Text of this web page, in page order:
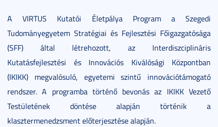
A VIRTUS Kutatói Életpálya Program a Szegedi
Tudományegyetem Stratégiai és Fejlesztési Főigazgatósága
(SFF) által létrehozott, az Interdiszciplináris
Kutatásfejlesztési és Innovációs Kiválósági Központban
(IKIKK) megvalósuló, egyetemi szintű innovációtámogató
rendszer. A programba történő bevonás az IKIKK Vezető
Testületének döntése alapján történik a
klasztermenedzsment előterjesztése alapján.